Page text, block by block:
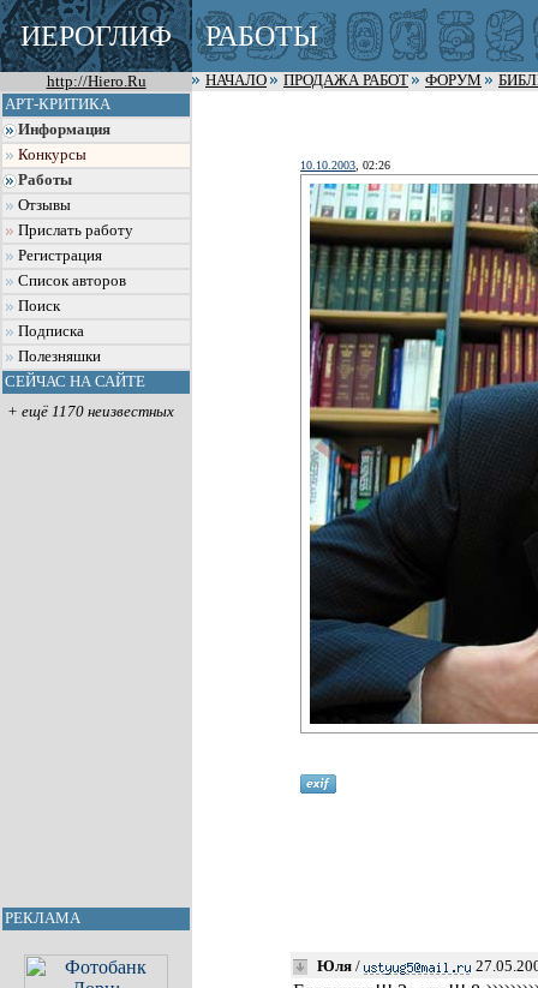
ИЕРОГЛИФ РАБОТЫ
http://Hiero.Ru НАЧАЛО ПРОДАЖА РАБОТ ФОРУМ
АРТ-КРИТИКА
Информация
Конкурсы
Работы
Отзывы
Прислать работу
Регистрация
Список авторов
Поиск
Подписка
Полезняшки
СЕЙЧАС НА САЙТЕ
+ ещё 1170 неизвестных
РЕКЛАМА
10.10.2003 , 02:26
Юля /